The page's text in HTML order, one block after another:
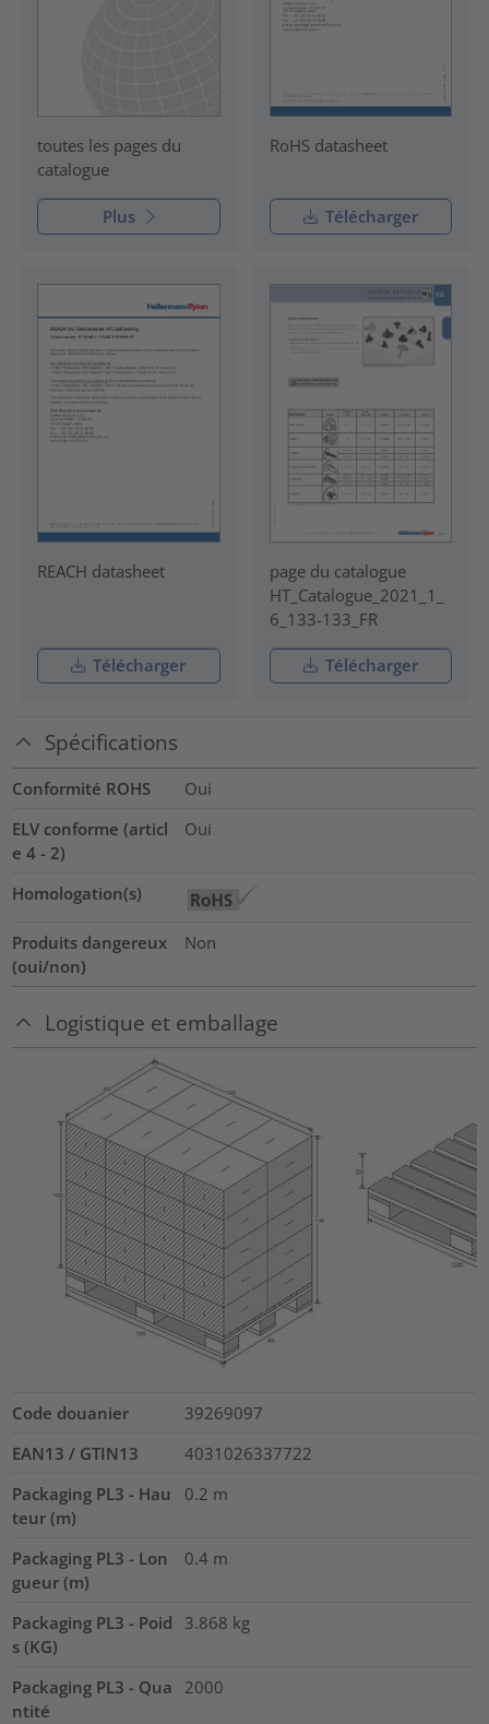
toutes les pages du
catalogue
Plus
RoHS datasheet
Télécharger
REACH datasheet
Télécharger
page du catalogue
HT_Catalogue_2021_1_
6_133-133_FR
Télécharger
Spécifications
Conformité ROHS
Oui
ELV conforme (articl
e 4 - 2)
Oui
Homologation(s)
Produits dangereux
(oui/non)
Non
Logistique et emballage
Code douanier
39269097
EAN13 / GTIN13
4031026337722
Packaging PL3 - Hau
teur (m)
0.2 m
Packaging PL3 - Lon
gueur (m)
0.4 m
Packaging PL3 - Poid
s (KG)
3.868 kg
Packaging PL3 - Qua
ntité
2000